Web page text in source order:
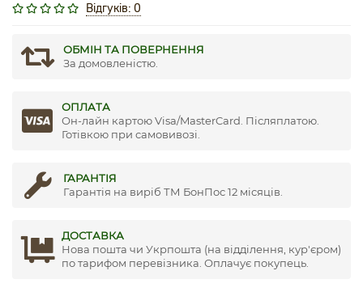
Відгуків: 0
ОБМІН ТА ПОВЕРНЕННЯ
За домовленістю.
ОПЛАТА
Он-лайн картою Visa/MasterCard. Післяплатою.
Готівкою при самовивозі.
ГАРАНТІЯ
Гарантія на виріб ТМ БонПос 12 місяців.
ДОСТАВКА
Нова пошта чи Укрпошта (на відділення, кур'єром)
по тарифом перевізника. Оплачує покупець.